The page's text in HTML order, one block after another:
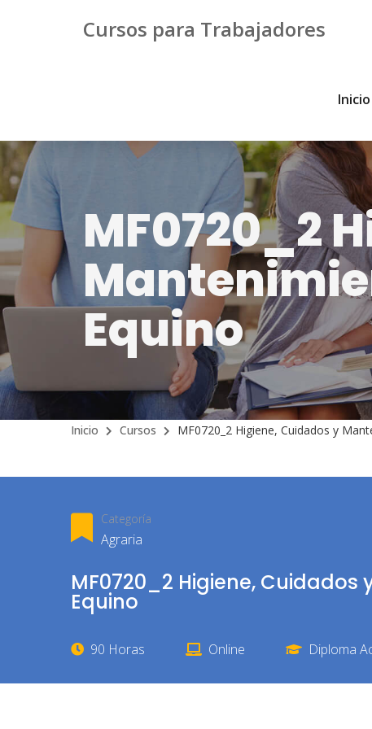
Cursos para Trabajadores
Inicio
MF0720_2
Equino
Inicio Cursos MF0720_2 Higiene, Cuidados y
Categoría
Agraria
MF0720_2 Higiene,
Equino
90 Horas Online Diploma